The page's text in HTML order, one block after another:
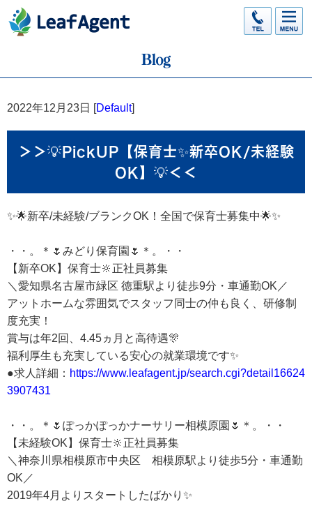
2022年12月23日 [Default]
＞＞💡PickUP【保育士✨新卒OK/未経験
OK】💡＜＜
✨🌟新卒/未経験/ブランクOK！全国で保育士募集中🌟✨
・・。＊🌷みどり保育園🌷＊。・・
【新卒OK】保育士🔆正社員募集
＼愛知県名古屋市緑区 徳重駅より徒歩9分・車通勤OK／
アットホームな雰囲気でスタッフ同士の仲も良く、研修制
度充実！
賞与は年2回、4.45ヵ月と高待遇🎊
福利厚生も充実している安心の就業環境です✨
●求人詳細： https://www.leafagent.jp/search.cgi?detail16624
3907431
・・。＊🌷ぽっかぽっかナーサリー相模原園🌷＊。・・
【未経験OK】保育士🔆正社員募集
＼神奈川県相模原市中央区 相模原駅より徒歩5分・車通勤
OK／
2019年4月よりスタートしたばかり✨